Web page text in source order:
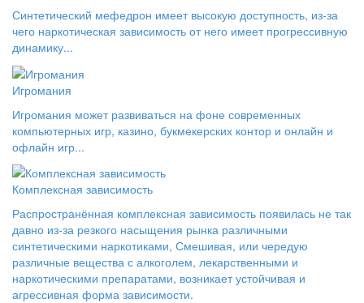
Синтетический мефедрон имеет высокую доступность, из-за
чего наркотическая зависимость от него имеет прогрессивную
динамику...
Игромания
Игромания может развиваться на фоне современных
компьютерных игр, казино, букмекерских контор и онлайн и
офлайн игр...
Комплексная зависимость
Распространённая комплексная зависимость появилась не так
давно из-за резкого насыщения рынка различными
синтетическими наркотиками, Смешивая, или чередую
различные вещества с алкоголем, лекарственными и
наркотическими препаратами, возникает устойчивая и
агрессивная форма зависимости.